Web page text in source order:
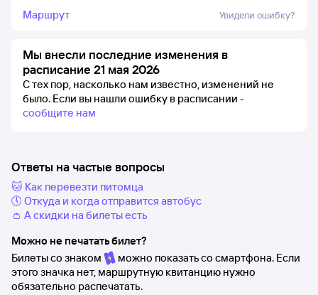
Маршрут Увидели ошибку?
Мы внесли последние изменения в
расписание 21 мая 2026
С тех пор, насколько нам известно, изменений не
было. Если вы нашли ошибку в расписании -
сообщите нам
Ответы на частые вопросы
🐱 Как перевезти питомца
🕔 Откуда и когда отправится автобус
👛 А скидки на билеты есть
Можно не печатать билет?
Билеты со знаком
можно показать со смартфона. Если
этого значка нет, маршрутную квитанцию нужно
обязательно распечатать.